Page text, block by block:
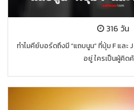
316 วัน
ทำไมคีย์บอร์ดถึงมี “แถบนูน” ที่ปุ่ม F และ
อยู่ ใครเป็นผู้คิด